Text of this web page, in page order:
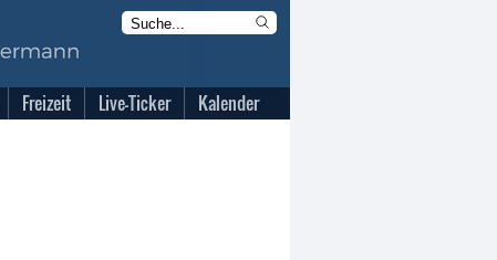
Freizeit Live-Ticker Kalender